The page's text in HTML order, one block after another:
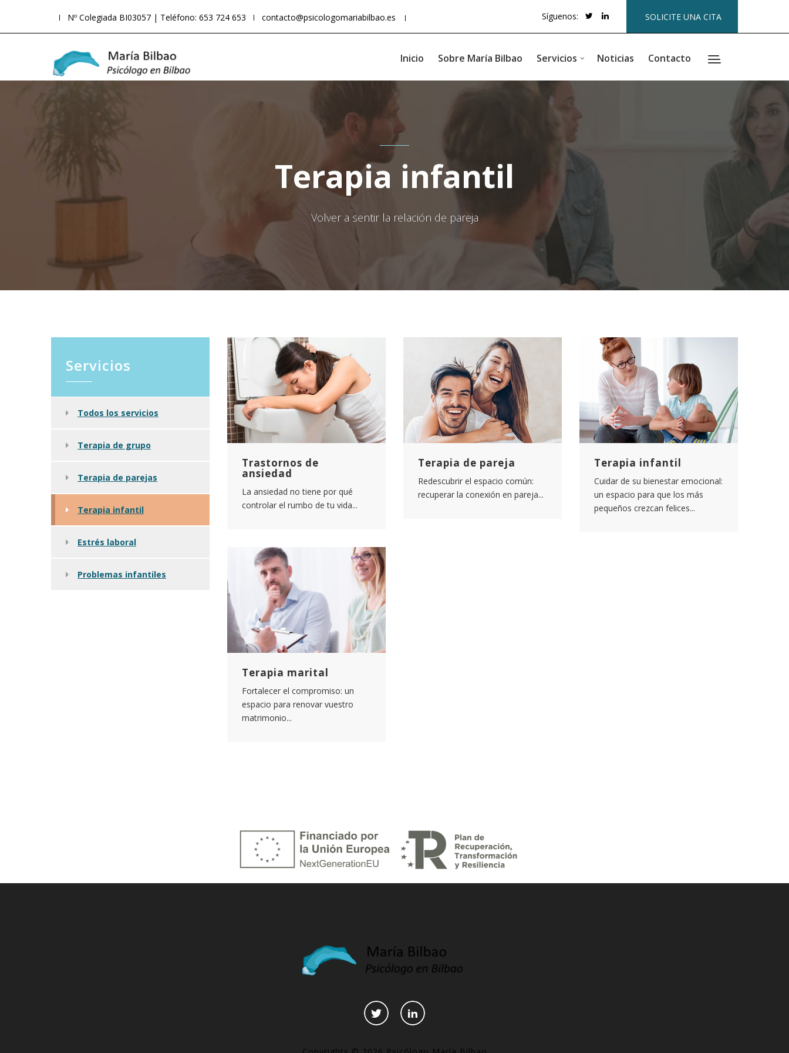
Nº Colegiada BI03057 | Teléfono: 653 724 653 contacto@psicologomariabilbao.es SOLICITE UNA CITA
Síguenos:
Inicio Sobre María Bilbao Servicios Noticias Contacto
Terapia infantil
Volver a sentir la relación de pareja
Servicios
Todos los servicios
Terapia de grupo
Terapia de parejas
Terapia infantil
Estrés laboral
Problemas infantiles
Trastornos de
ansiedad
La ansiedad no tiene por qué
controlar el rumbo de tu vida...
Terapia de pareja
Redescubrir el espacio común:
recuperar la conexión en pareja...
Terapia infantil
Cuidar de su bienestar emocional:
un espacio para que los más
pequeños crezcan felices...
Terapia marital
Fortalecer el compromiso: un
espacio para renovar vuestro
matrimonio...